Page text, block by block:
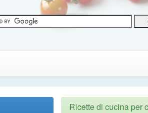
Ricette di cucina per